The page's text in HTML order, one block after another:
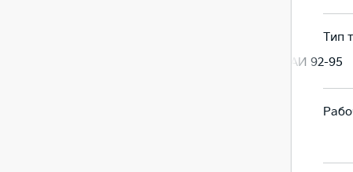
Тип
Бензин, АИ 92-95